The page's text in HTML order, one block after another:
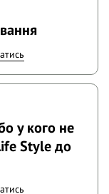
у кого не
Style до